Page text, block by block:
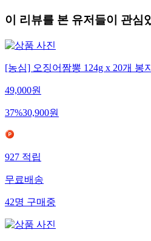
이 리뷰를 본 유저들이 관심
[농심] 오징어짬뽕 124g x 20개 봉
49,000원
37%30,900원
927 적립
무료배송
42명 구매중